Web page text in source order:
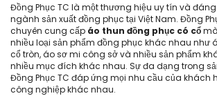
Đồng Phục TC là một thương hiệu uy tín và
ngành sản xuất đồng phục tại Việt Nam. Đồng
chuyên cung cấp áo thun đồng phục có cổ
nhiều loại sản phẩm đồng phục khác nhau như
cổ tròn, áo sơ mi công sở và nhiều sản phẩm
nhiều mục đích khác nhau. Sự đa dạng trong
Đồng Phục TC đáp ứng mọi nhu cầu của
công nghiệp khác nhau.